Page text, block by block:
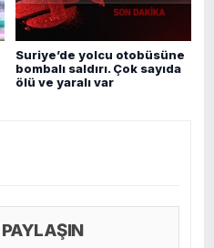
Suriye’de yolcu otobüsüne
bombalı saldırı. Çok sayıda
ölü ve yaralı var